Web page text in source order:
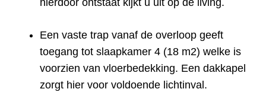
hierdoor ontstaat kijkt u uit op de living.
Een vaste trap vanaf de overloop geeft
toegang tot slaapkamer 4 (18 m2) welke is
voorzien van vloerbedekking. Een dakkapel
zorgt hier voor voldoende lichtinval.